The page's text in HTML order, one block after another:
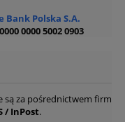
Bank Polska S.A.
0000 5002 0903
są za pośrednictwem firm
/ InPost.